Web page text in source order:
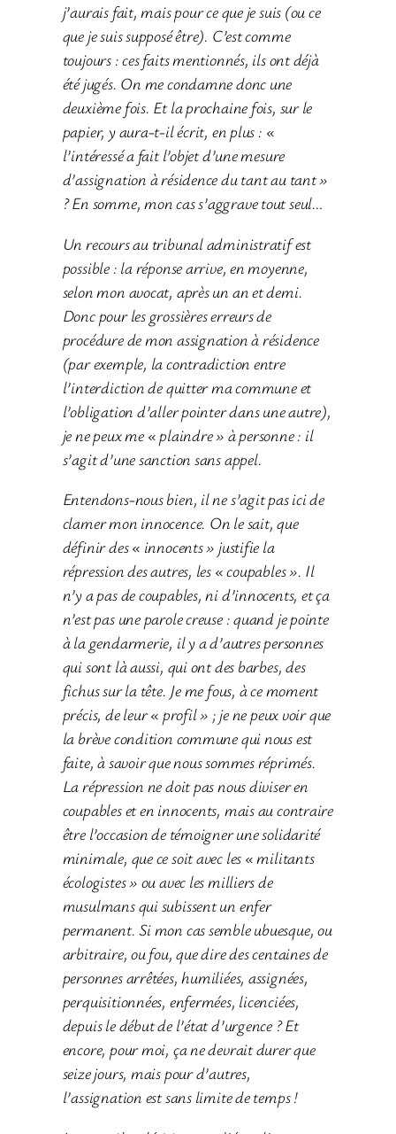
j’aurais fait, mais pour ce que je suis (ou ce
que je suis supposé être). C’est comme
toujours : ces faits mentionnés, ils ont déjà
été jugés. On me condamne donc une
deuxième fois. Et la prochaine fois, sur le
papier, y aura-t-il écrit, en plus : «
l’intéressé a fait l’objet d’une mesure
d’assignation à résidence du tant au tant »
? En somme, mon cas s’aggrave tout seul…
Un recours au tribunal administratif est
possible : la réponse arrive, en moyenne,
selon mon avocat, après un an et demi.
Donc pour les grossières erreurs de
procédure de mon assignation à résidence
(par exemple, la contradiction entre
l’interdiction de quitter ma commune et
l’obligation d’aller pointer dans une autre),
je ne peux me « plaindre » à personne : il
s’agit d’une sanction sans appel.
Entendons-nous bien, il ne s’agit pas ici de
clamer mon innocence. On le sait, que
définir des « innocents » justifie la
répression des autres, les « coupables ». Il
n’y a pas de coupables, ni d’innocents, et ça
n’est pas une parole creuse : quand je pointe
à la gendarmerie, il y a d’autres personnes
qui sont là aussi, qui ont des barbes, des
fichus sur la tête. Je me fous, à ce moment
précis, de leur « profil » ; je ne peux voir que
la brève condition commune qui nous est
faite, à savoir que nous sommes réprimés.
La répression ne doit pas nous diviser en
coupables et en innocents, mais au contraire
être l’occasion de témoigner une solidarité
minimale, que ce soit avec les « militants
écologistes » ou avec les milliers de
musulmans qui subissent un enfer
permanent. Si mon cas semble ubuesque, ou
arbitraire, ou fou, que dire des centaines de
personnes arrêtées, humiliées, assignées,
perquisitionnées, enfermées, licenciées,
depuis le début de l’état d’urgence ? Et
encore, pour moi, ça ne devrait durer que
seize jours, mais pour d’autres,
l’assignation est sans limite de temps !